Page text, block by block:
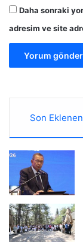
Daha sonraki
adresim ve site
Son Eklenen